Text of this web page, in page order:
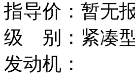
指导价： 暂无
级 别： 紧凑
发动机：